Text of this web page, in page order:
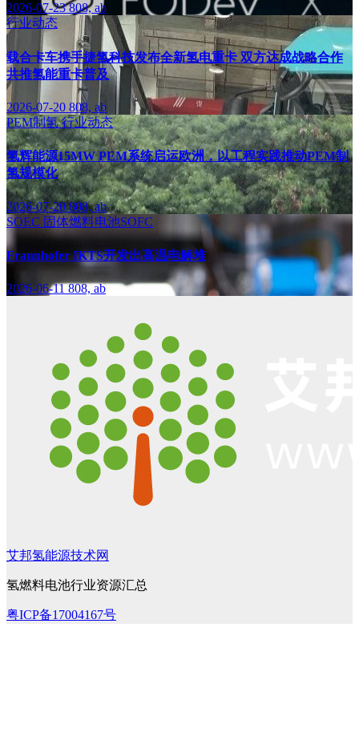
2026-07-23808, ab
行业动态
载合卡车携手捷氢科技发布全新氢电重卡 双方达成战略合作
共推氢能重卡普及
2026-07-20 808, ab
PEM制氢行业动态
氢辉能源15MW PEM系统启运欧洲，以工程实践推动PEM制
氢规模化
2026-07-20808, ab
SOEC 固体燃料电池SOFC
Fraunhofer IKTS开发出高温电解堆
2026-06-11808, ab
艾邦氢能源技术网
氢燃料电池行业资源汇总
粤ICP备17004167号